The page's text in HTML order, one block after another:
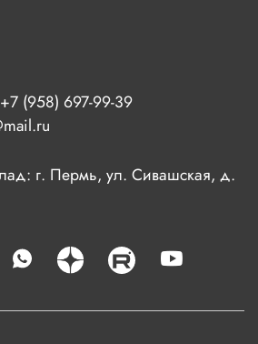
+7 (958) 697-99-39
г. Пермь, ул. Сивашская, д.